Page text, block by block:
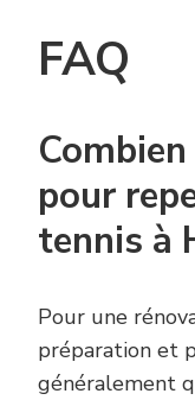
FAQ
pour
tennis à
Pour une
préparation et
généralement